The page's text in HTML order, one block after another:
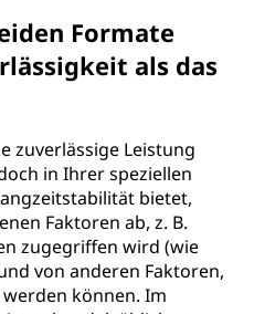
Formate
als das
zuverlässige Leistung
in Ihrer speziellen
bietet,
Faktoren ab, z. B.
zugegriffen wird (wie
von anderen Faktoren,
können. Im